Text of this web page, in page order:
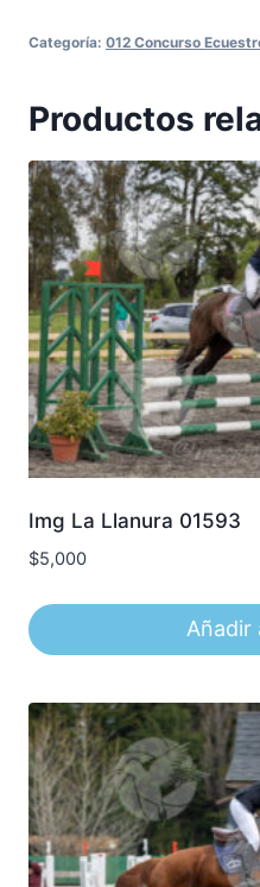
Categoría: 012 Concurso
Productos
Img La Llanura 01593
$5,000
Añadir